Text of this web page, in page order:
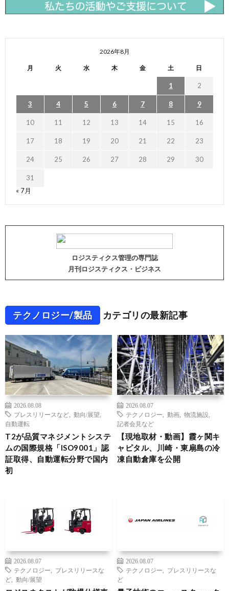
2026年8月
月 火 水 木 金 土 日
1 2
3 4 5 6 7 8 9
10 11 12 13 14 15 16
17 18 19 20 21 22 23
24 25 26 27 28 29 30
31
« 7月
ロジスティクス管理の専門誌
月刊ロジスティクス・ビジネス
テクノロジー/製品 カテゴリの最新記事
2026.08.08
プレスリリースなど
動向/展望
自動運転
T2が品質マネジメントシステ
ムの国際規格「ISO9001」認
証取得、自動運転分野で国内
初
2026.08.07
テクノロジー
動画 物流施設
記者会見など
【現地取材・動画】霞ヶ関キ
ャピタル、川崎・東扇島の冷
凍自動倉庫を公開
2026.08.07
テクノロジー
プレスリリースな
ど
動向/展望
2026.08.07
テクノロジー
プレスリリースな
ど